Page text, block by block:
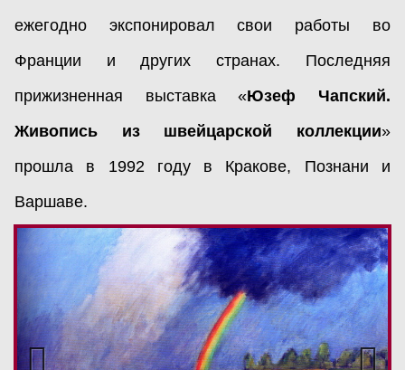
ежегодно экспонировал свои работы во
Франции и других странах. Последняя
прижизненная выставка «Юзеф Чапский.
Живопись из швейцарской коллекции»
прошла в 1992 году в Кракове, Познани и
Варшаве.